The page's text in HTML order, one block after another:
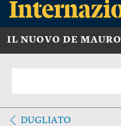
IL NUOVO DE MAURO
DUGLIATO